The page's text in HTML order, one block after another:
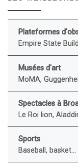
Plateformes
Empire State
Musées d'art
MoMA,
Spectacles à
Le Roi lion,
Sports
Baseball, basket...